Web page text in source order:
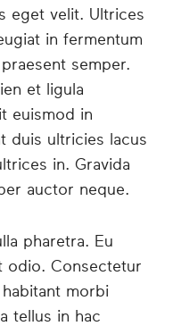
eget velit. Ultrices
in fermentum
semper.
et ligula
euismod in
duis ultricies lacus
in. Gravida
auctor neque.
pharetra. Eu
odio. Consectetur
morbi
tellus in hac